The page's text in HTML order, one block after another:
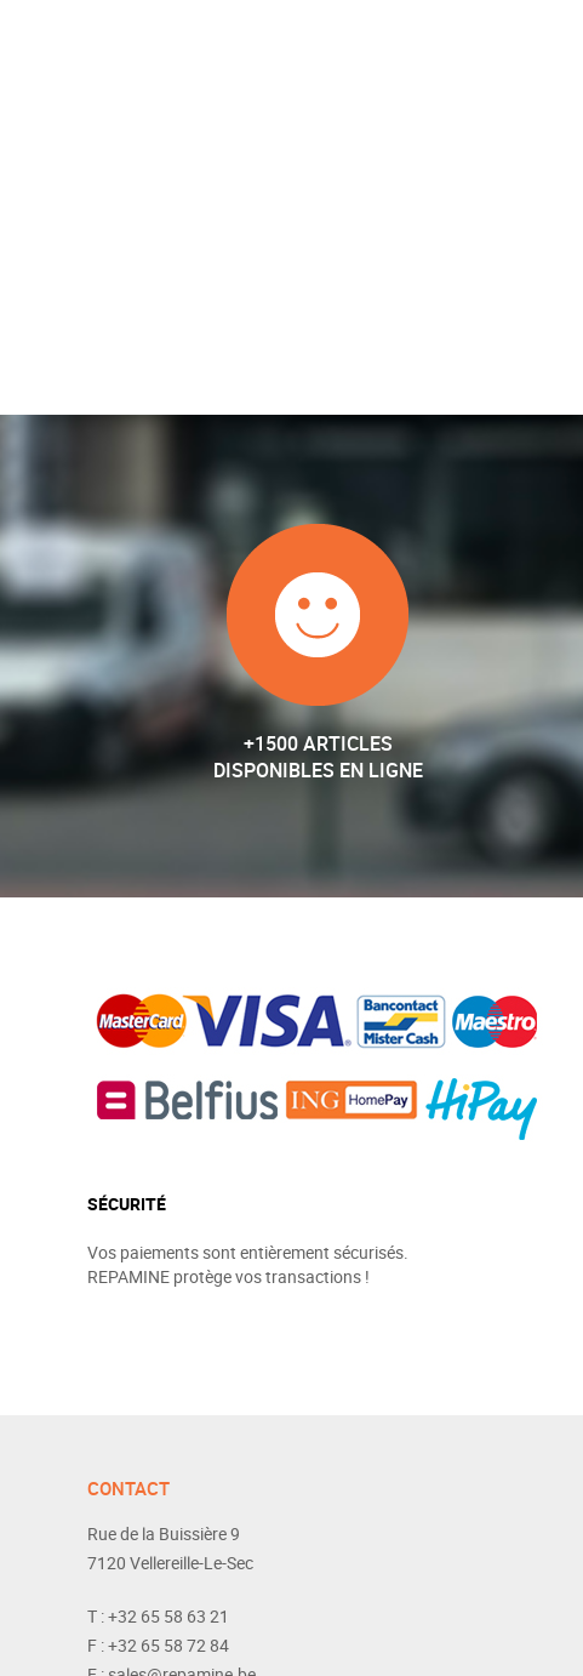
+1500 ARTICLES
DISPONIBLES EN LIGNE
SÉCURITÉ
Vos paiements sont entièrement sécurisés.
REPAMINE protège vos transactions !
CONTACT
Rue de la Buissière 9
7120 Vellereille-Le-Sec
T :+32 65 58 63 21
F :+32 65 58 72 84